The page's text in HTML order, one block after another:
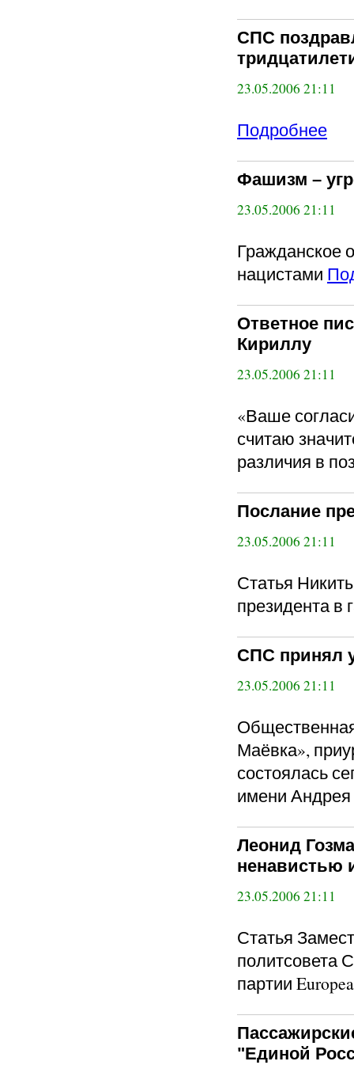
СПС
23.05.2006 21:11
Подробнее
Фашизм –
23.05.2006 21:11
Гражданское
нацистами
Ответное
Кириллу
23.05.2006 21:11
«Ваше
считаю
различия в
Послание
23.05.2006 21:11
Статья
президента в
СПС принял
23.05.2006 21:11
Маёвка»,
состоялась
имени
Леонид
23.05.2006 21:11
Статья
политсовета
партии
"Единой